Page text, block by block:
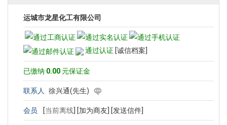
运城市龙星化工有限公司
通过认证 [诚信档案]
已缴纳 0.00 元保证金
联系人 徐兴通(先生)
会员 [当前离线 [加为商友] [发送信件]